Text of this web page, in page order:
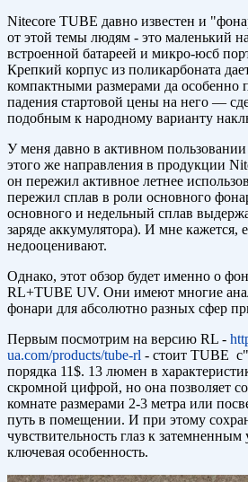
Nitecore TUBE давно известен и
от этой темы людям - это маленький
встроенной батареей и микро-юсб
Крепкий корпус из поликарбоната
компактными размерами да особенно
падения стартовой цены на него —
подобным к народному варианту
У меня давно в активном пользовании
этого же направления в продукции
он пережил активное летнее
пережил сплав в роли основного
основного и недельный сплав
заряде аккумулятора). И мне кажется,
недооценивают.
Однако, этот обзор будет именно о
RL+TUBE UV. Они имеют многие
фонари для абсолютно разных сфер
Первым посмотрим на версию RL -
ua.com/products/tube-rl - стоит TUBE
порядка 11$. 13 люмен в
скромной цифрой, но она позволяет
комнате размерами 2-3 метра или
путь в помещении. И при этому
чувствительность глаз к
ключевая особенность.